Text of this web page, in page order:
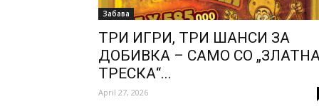
Забава
ТРИ ИГРИ, ТРИ ШАНСИ ЗА
ДОБИВКА – САМО СО
ТРЕСКА“...
April 27, 2026